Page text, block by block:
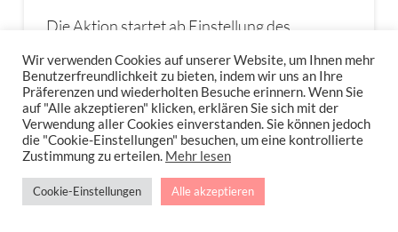
Die Aktion startet ab Einstellung des
Gewinnspiels und endet am Donnerstag, den
7. Februar 2019 um 23:59 Uhr, ich lose am
Freitag, den 8.2.2019 aus.
4. Wer kann mitmachen?
Wir verwenden Cookies auf unserer Website, um Ihnen mehr
Benutzerfreundlichkeit zu bieten, indem wir uns an Ihre
Präferenzen und wiederholten Besuche erinnern. Wenn Sie
auf "Alle akzeptieren" klicken, erklären Sie sich mit der
Verwendung aller Cookies einverstanden. Sie können jedoch
die "Cookie-Einstellungen" besuchen, um eine kontrollierte
Zustimmung zu erteilen. Mehr lesen
Cookie-Einstellungen Alle akzeptieren